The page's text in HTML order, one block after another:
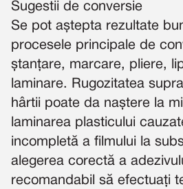
Sugestii de conversie
Se pot aștepta rezultate
procesele principale de
ștanțare, marcare, pliere,
laminare. Rugozitatea
hârtii poate da naștere la
laminarea plasticului
incompletă a filmului la
alegerea corectă a
recomandabil să efectuați